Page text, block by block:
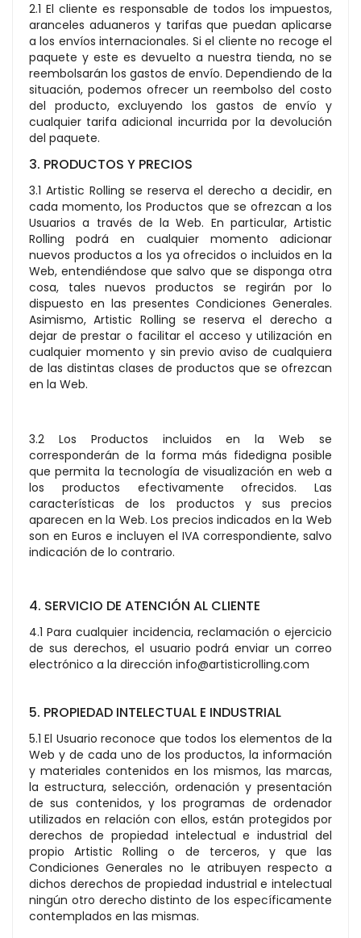
2.1 El cliente es responsable de todos los impuestos,
aranceles aduaneros y tarifas que puedan aplicarse
a los envíos internacionales. Si el cliente no recoge el
paquete y este es devuelto a nuestra tienda, no se
reembolsarán los gastos de envío. Dependiendo de la
situación, podemos ofrecer un reembolso del costo
del producto, excluyendo los gastos de envío y
cualquier tarifa adicional incurrida por la devolución
del paquete.
3. PRODUCTOS Y PRECIOS
3.1 Artistic Rolling se reserva el derecho a decidir, en
cada momento, los Productos que se ofrezcan a los
Usuarios a través de la Web. En particular, Artistic
Rolling podrá en cualquier momento adicionar
nuevos productos a los ya ofrecidos o incluidos en la
Web, entendiéndose que salvo que se disponga otra
cosa, tales nuevos productos se regirán por lo
dispuesto en las presentes Condiciones Generales.
Asimismo, Artistic Rolling se reserva el derecho a
dejar de prestar o facilitar el acceso y utilización en
cualquier momento y sin previo aviso de cualquiera
de las distintas clases de productos que se ofrezcan
en la Web.
3.2 Los Productos incluidos en la Web se
corresponderán de la forma más fidedigna posible
que permita la tecnología de visualización en web a
los productos efectivamente ofrecidos. Las
características de los productos y sus precios
aparecen en la Web. Los precios indicados en la Web
son en Euros e incluyen el IVA correspondiente, salvo
indicación de lo contrario.
4. SERVICIO DE ATENCIÓN AL CLIENTE
4.1 Para cualquier incidencia, reclamación o ejercicio
de sus derechos, el usuario podrá enviar un correo
electrónico a la dirección info@artisticrolling.com
5. PROPIEDAD INTELECTUAL E INDUSTRIAL
5.1 El Usuario reconoce que todos los elementos de la
Web y de cada uno de los productos, la información
y materiales contenidos en los mismos, las marcas,
la estructura, selección, ordenación y presentación
de sus contenidos, y los programas de ordenador
utilizados en relación con ellos, están protegidos por
derechos de propiedad intelectual e industrial del
propio Artistic Rolling o de terceros, y que las
Condiciones Generales no le atribuyen respecto a
dichos derechos de propiedad industrial e intelectual
ningún otro derecho distinto de los específicamente
contemplados en las mismas.